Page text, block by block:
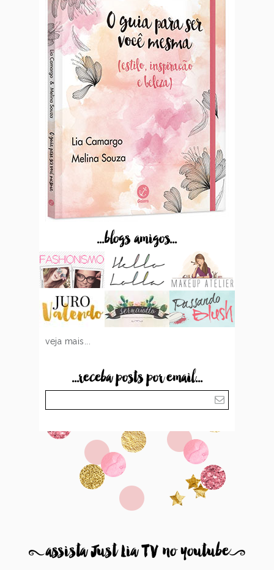
...blogs amigos...
veja mais...
...receba posts por email...
8assista Just Lia TV no youtube9